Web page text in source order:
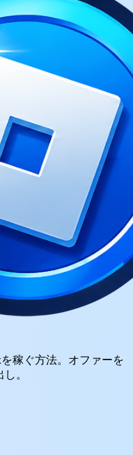
稼ぐ方法。オファーを
。